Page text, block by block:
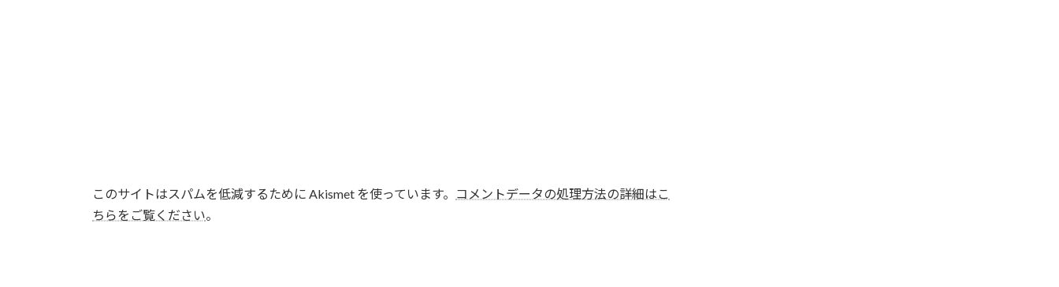
このサイトはスパムを低減するために Akismet を使っています。
コメントデータの処理方法の詳細はこ
ちらをご覧ください。